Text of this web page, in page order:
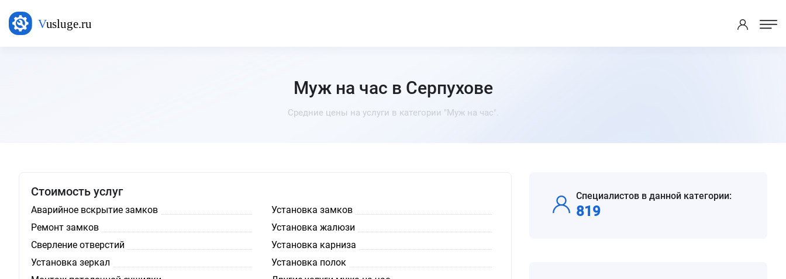
Муж на час в Серпухове
Средние цены на услуги в категории "Муж на час".
Стоимость услуг
Аварийное вскрытие замков
Установка замков
Ремонт замков
Установка жалюзи
Сверление отверстий
Установка карниза
Установка зеркал
Установка полок
Специалистов в данной категории:
819